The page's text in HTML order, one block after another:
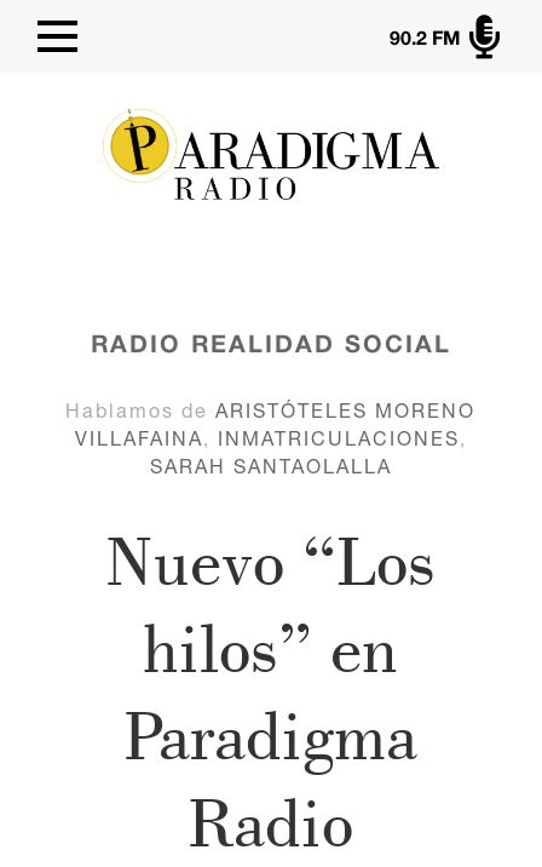

90.2 FM
RADIO REALIDAD SOCIAL
Hablamos deARISTÓTELES MORENO
VILLAFAINA, INMATRICULACIONES,
SARAH SANTAOLALLA
Nuevo “Los
hilos” en
Paradigma
Radio